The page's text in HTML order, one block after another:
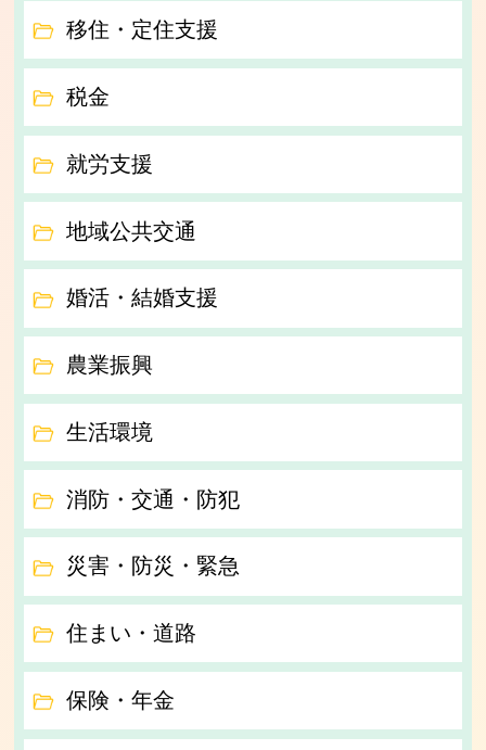
移住・定住支援
税金
就労支援
地域公共交通
婚活・結婚支援
農業振興
生活環境
消防・交通・防犯
災害・防災・緊急
住まい・道路
保険・年金